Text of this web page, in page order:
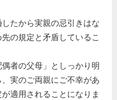
たから実親の忌引きはな
の規定と矛盾しているこ
者の父母」としっかり明
実のご両親にご不幸があ
適用されることになりま